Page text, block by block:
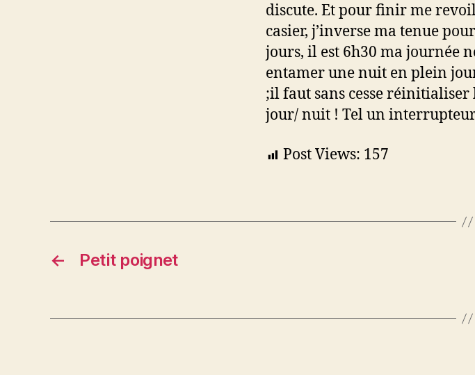
discute. Et pour finir me
casier, j’inverse ma tenue
jours, il est 6h30 ma journée
entamer une nuit en plein
;il faut sans cesse réinitialiser
jour/ nuit ! Tel un
Post Views: 157
← Petit poignet